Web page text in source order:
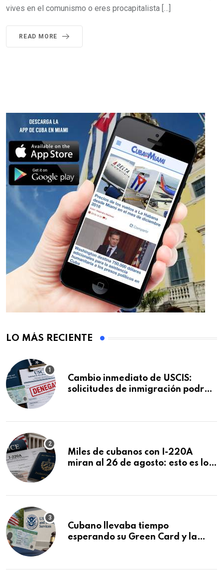
vives en el comunismo o eres procapitalista […]
READ MORE
LO MÁS RECIENTE
Cambio inmediato de USCIS:
solicitudes de inmigración podrán
Miles de cubanos con I-220A
miran al 26 de agosto: esto es lo
Cubano llevaba tiempo
esperando su Green Card y la